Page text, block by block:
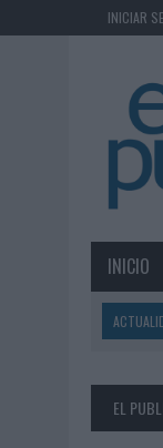
INICIAR
INICIO
07/08/
EL